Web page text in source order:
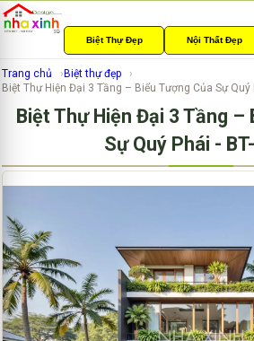
Biệt Thự Đẹp Nội Thất Đẹp
Trang chủ
Biệt thự đẹp
Biệt Thự Hiện Đại 3 Tầng – Biểu Tượng Của Sự Quý
Biệt Thự Hiện Đại 3 Tầng –
Sự Quý Phái -